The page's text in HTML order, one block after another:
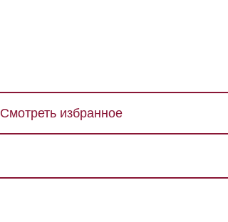
Смотреть избранное